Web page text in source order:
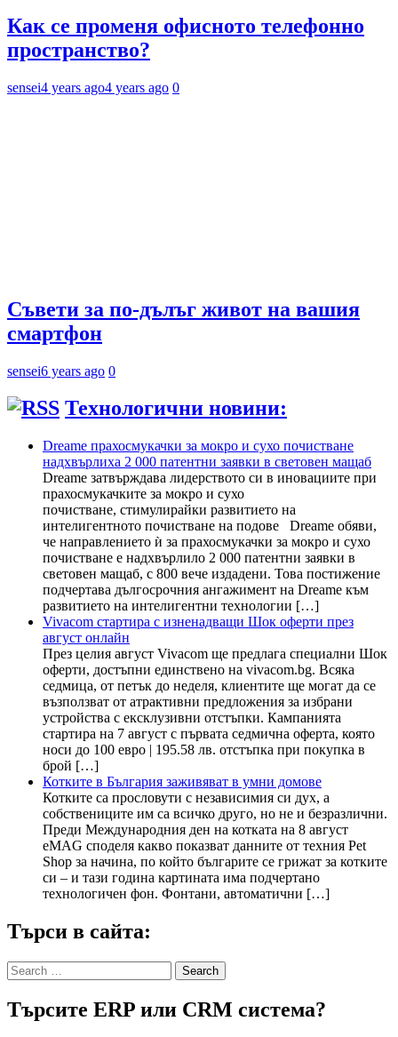
Как се променя офисното телефонно
пространство?
sensei4 years ago4 years ago 0
Съвети за по-дълъг живот на вашия
смартфон
sensei6 years ago 0
Технологични новини:
Dreame прахосмукачки за мокро и сухо почистване
надхвърлиха 2 000 патентни заявки в световен мащаб
Dreame затвърждава лидерството си в иновациите при
прахосмукачките за мокро и сухо
почистване, стимулирайки развитието на
интелигентното почистване на подове Dreame обяви,
че направлението ѝ за прахосмукачки за мокро и сухо
почистване е надхвърлило 2 000 патентни заявки в
световен мащаб, с 800 вече издадени. Това постижение
подчертава дългосрочния ангажимент на Dreame към
развитието на интелигентни технологии […]
Vivacom стартира с изненадващи Шок оферти през
август онлайн
През целия август Vivacom ще предлага специални Шок
оферти, достъпни единствено на vivacom.bg. Всяка
седмица, от петък до неделя, клиентите ще могат да се
възползват от атрактивни предложения за избрани
устройства с ексклузивни отстъпки. Кампанията
стартира на 7 август с първата седмична оферта, която
носи до 100 евро | 195.58 лв. отстъпка при покупка в
брой […]
Котките в България заживяват в умни домове
Котките са прословути с независимия си дух, а
собствениците им са всичко друго, но не и безразлични.
Преди Международния ден на котката на 8 август
eMAG споделя какво показват данните от техния Pet
Shop за начина, по който българите се грижат за котките
си – и тази година картината има подчертано
технологичен фон. Фонтани, автоматични […]
Търси в сайта:
Search
for:
Търсите ERP или CRM система?